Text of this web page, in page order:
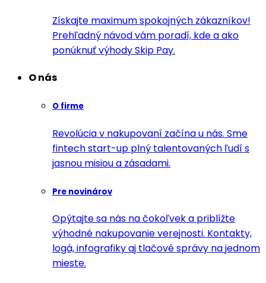
Získajte maximum spokojných zákazníkov!
Prehľadný návod vám poradí, kde a ako
ponúknuť výhody Skip Pay.
O nás
O firme
Revolúcia v nakupovaní začína u nás. Sme
fintech start-up plný talentovaných ľudí s
jasnou misiou a zásadami.
Pre novinárov
Opýtajte sa nás na čokoľvek a priblížte
výhodné nakupovanie verejnosti. Kontakty,
logá, infografiky aj tlačové správy na jednom
mieste.